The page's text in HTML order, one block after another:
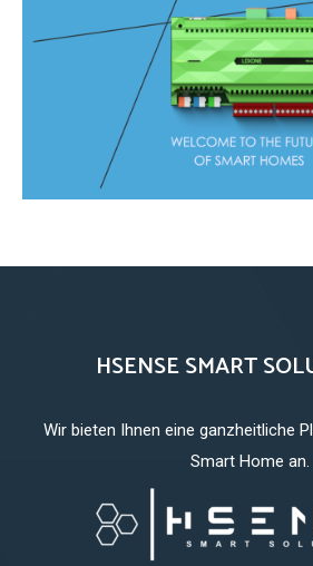
HSENSE SMART
Wir bieten Ihnen eine ganzheitliche
Smart Home an.